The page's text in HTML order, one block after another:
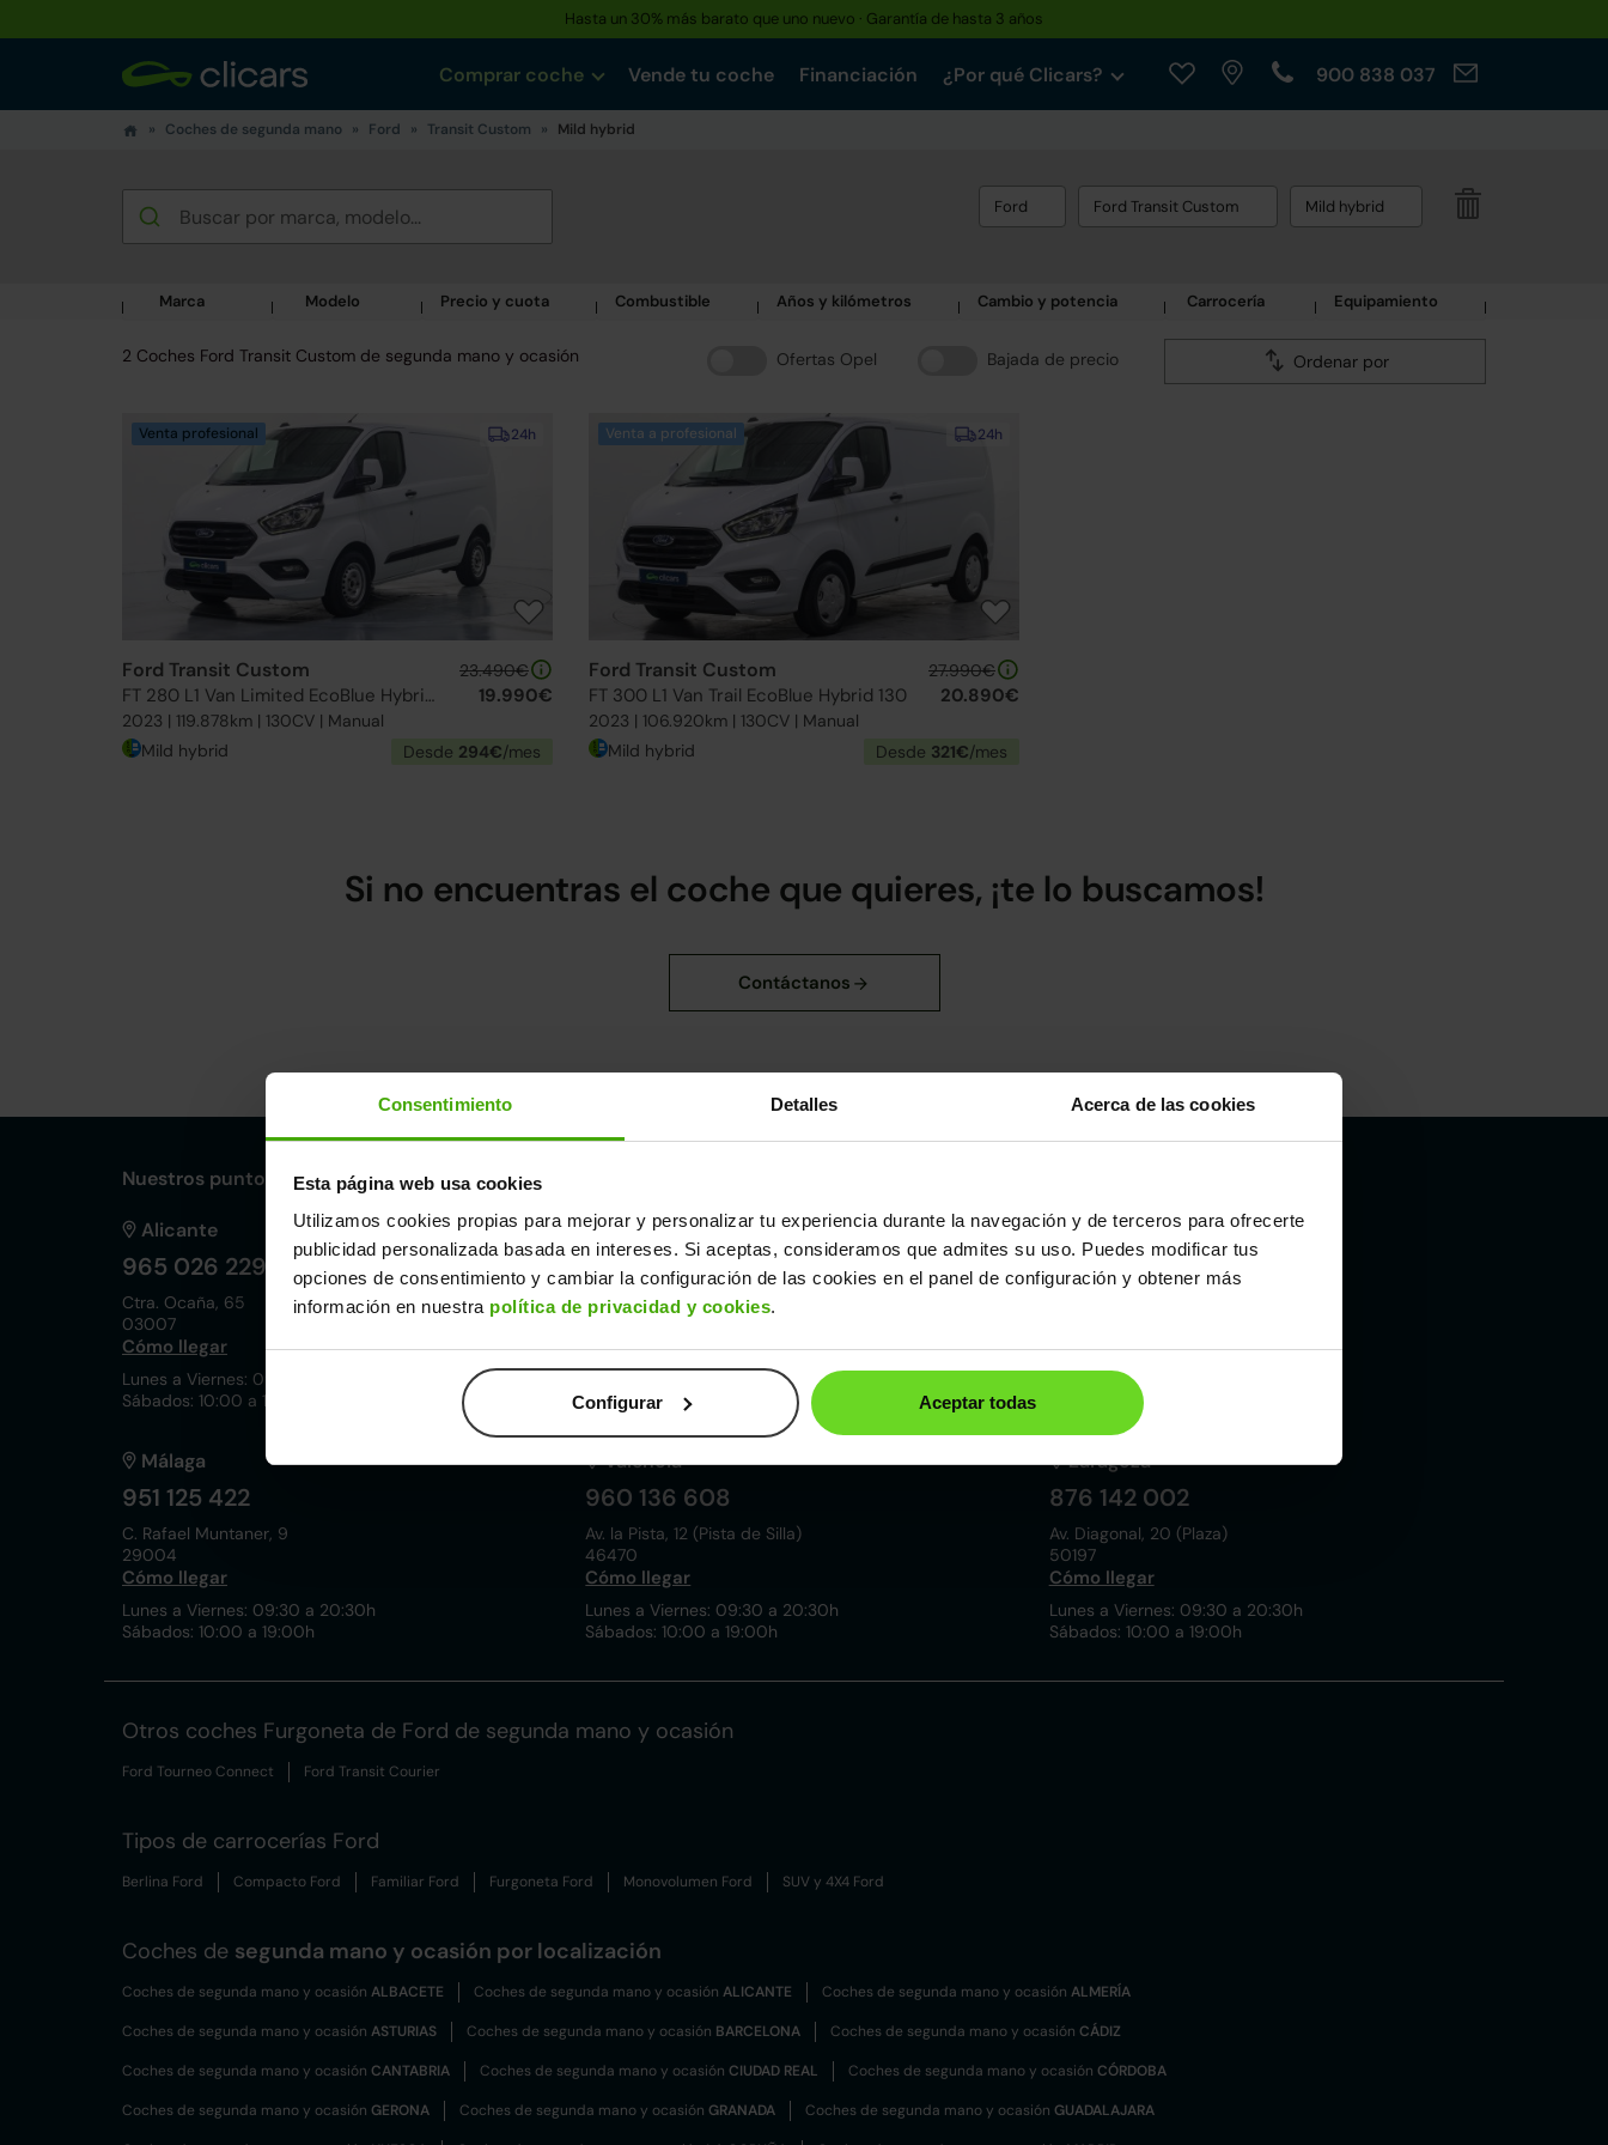
Consentimiento Detalles Acerca de las cookies
Esta página web usa cookies
Utilizamos cookies propias para mejorar y personalizar tu experiencia durante la navegación y de terceros para ofrecerte
publicidad personalizada basada en intereses. Si aceptas, consideramos que admites su uso. Puedes modificar tus
opciones de consentimiento y cambiar la configuración de las cookies en el panel de configuración y obtener más
información en nuestra política de privacidad y cookies.
Configurar Aceptar todas
Hasta un 30% más barato que uno nuevo · Garantía de hasta 3 años
Comprar coche Vende tu coche Financiación ¿Por qué Clicars? 900 838 037
Coches de segunda mano Ford Transit Custom Mild hybrid
Ford Ford Transit Custom Mild hybrid
Marca Modelo Precio y cuota Combustible Años y kilómetros Cambio y potencia Carrocería Equipamiento
Ofertas Opel Bajada de precio Ordenar por
2 Coches Ford Transit Custom de segunda mano y ocasión
24h
Venta profesional
Ford Transit Custom
FT 280 L1 Van Limited EcoBlue Hybrid 130
2023 | 119.878km | 130CV | Manual
23.490€
19.990€
Mild hybrid Desde 294€/mes
24h
Venta a profesional
Ford Transit Custom
FT 300 L1 Van Trail EcoBlue Hybrid 130
2023 | 106.920km | 130CV | Manual
27.990€
20.890€
Mild hybrid Desde 321€/mes
Si no encuentras el coche que quieres, ¡te lo buscamos!
Nuestros puntos de venta Clicars:
Alicante
965 026 229
Ctra. Ocaña, 65
03007
Cómo llegar
Lunes a Viernes: 09:30 a 20:30h
Sábados: 10:00 a 19:00h
Córdoba
857 881 521
Pol. ind. las Quemadas. Esteban Cabrera, 5
14014
Cómo llegar
Lunes a Viernes: 09:30 a 20:30h
Sábados: 10:00 a 19:00h
Madrid
919 015 000
Cómo llegar
Lunes a Viernes: 09:00 a 20:30h
Sábados y Domingos: 10:00 a 19:00h
Málaga
951 125 422
C. Rafael Muntaner, 9
29004
Cómo llegar
Lunes a Viernes: 09:30 a 20:30h
Sábados: 10:00 a 19:00h
Valencia
960 136 608
Av. la Pista, 12 (Pista de Silla)
46470
Cómo llegar
Lunes a Viernes: 09:30 a 20:30h
Sábados: 10:00 a 19:00h
Zaragoza
876 142 002
Av. Diagonal, 20 (Plaza)
50197
Cómo llegar
Lunes a Viernes: 09:30 a 20:30h
Sábados: 10:00 a 19:00h
Otros coches Furgoneta de Ford de segunda mano y ocasión
Ford Tourneo Connect Ford Transit Courier
Tipos de carrocerías Ford
Berlina Ford Compacto Ford Familiar Ford Furgoneta Ford Monovolumen Ford SUV y 4X4 Ford
Coches de segunda mano y ocasión por localización
Coches de segunda mano y ocasión ALBACETE Coches de segunda mano y ocasión ALICANTE Coches de segunda mano y ocasión ALMERÍA
Coches de segunda mano y ocasión ASTURIAS Coches de segunda mano y ocasión BARCELONA Coches de segunda mano y ocasión CÁDIZ
Coches de segunda mano y ocasión CANTABRIA Coches de segunda mano y ocasión CIUDAD REAL Coches de segunda mano y ocasión CÓRDOBA
Coches de segunda mano y ocasión GERONA Coches de segunda mano y ocasión GRANADA Coches de segunda mano y ocasión GUADALAJARA